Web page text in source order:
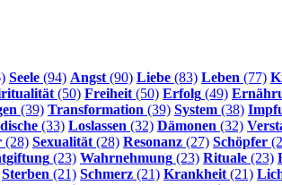
Seele (94) Angst(90) Liebe (83) Leben (77)
(50) Freiheit(50) Erfolg (49)
(39) Transformation (39) System (38)
(33) Loslassen (32) Dämonen (32)
(28) Sexualität(28) Resonanz (27) Schöpfer
(23) Wahrnehmung (23) Rituale (23)
Sterben (21) Schmerz (21) Krankheit(21)